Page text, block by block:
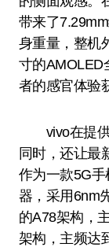
带来了
身重量，整机
寸的AMOLED
者的感官体验
vivo在提供
同时，还让最
作为一款5G
器，采用6nm
的A78架构，
架构，主频达